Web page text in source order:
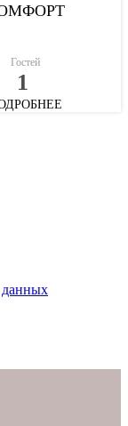
Гостей
1
данных